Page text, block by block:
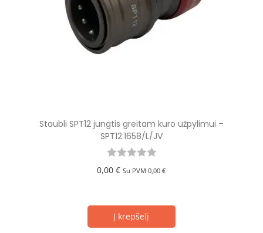
Staubli SPT12 jungtis greitam kuro užpylimui –
SPT12.1658/L/JV
0,00€ Su PVM0,00€
Į krepšelį